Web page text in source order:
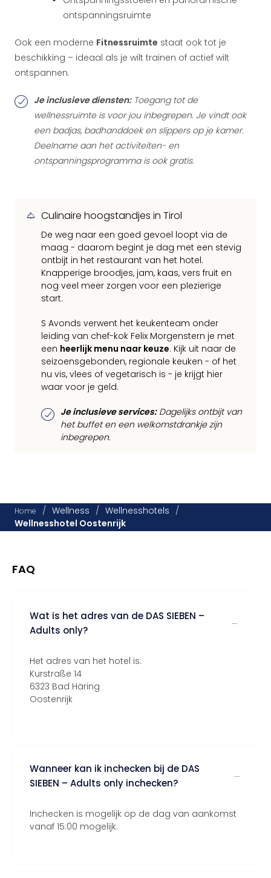
ontspanningsruimte
Ook een moderne Fitnessruimte staat ook tot je
beschikking – ideaal als je wilt trainen of actief wilt
ontspannen.
Je inclusieve diensten:Toegang tot de
wellnessruimte is voor jou inbegrepen. Je vindt ook
een badjas, badhanddoek en slippers op je kamer.
Deelname aan het activiteiten- en
ontspanningsprogramma is ook gratis.
Culinaire hoogstandjes in Tirol
De weg naar een goed gevoel loopt via de
maag - daarom begint je dag met een stevig
ontbijt in het restaurant van het hotel.
Knapperige broodjes, jam, kaas, vers fruit en
nog veel meer zorgen voor een plezierige
start.
S Avonds verwent het keukenteam onder
leiding van chef-kok Felix Morgenstern je met
een heerlijk menu naar keuze. Kijk uit naar de
seizoensgebonden, regionale keuken - of het
nu vis, vlees of vegetarisch is - je krijgt hier
waar voor je geld.
Je inclusieve services:Dagelijks ontbijt van
het buffet en een welkomstdrankje zijn
inbegrepen.
Home / Wellness / Wellnesshotels /
Wellnesshotel Oostenrijk
FAQ
Wat is het adres van de DAS SIEBEN –
Adults only?
Het adres van het hotel is:
Kurstraße 14
6323 Bad Häring
Oostenrijk
Wanneer kan ik inchecken bij de DAS
SIEBEN – Adults only inchecken?
Inchecken is mogelijk op de dag van aankomst
vanaf 15:00 mogelijk.